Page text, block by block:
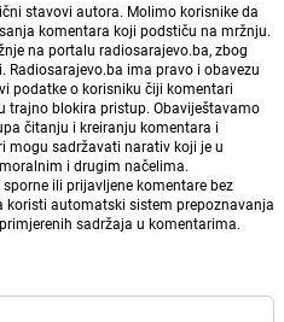
stavovi autora. Molimo korisnike da
komentara koji podstiču na mržnju.
na portalu radiosarajevo.ba, zbog
ima pravo i obavezu
podatke o korisniku čiji komentari
trajno blokira pristup. Obaviještavamo
čitanju i kreiranju komentara i
mogu sadržavati narativ koji je u
i drugim načelima.
ili prijavljene komentare bez
koristi automatski sistem prepoznavanja
sadržaja u komentarima.